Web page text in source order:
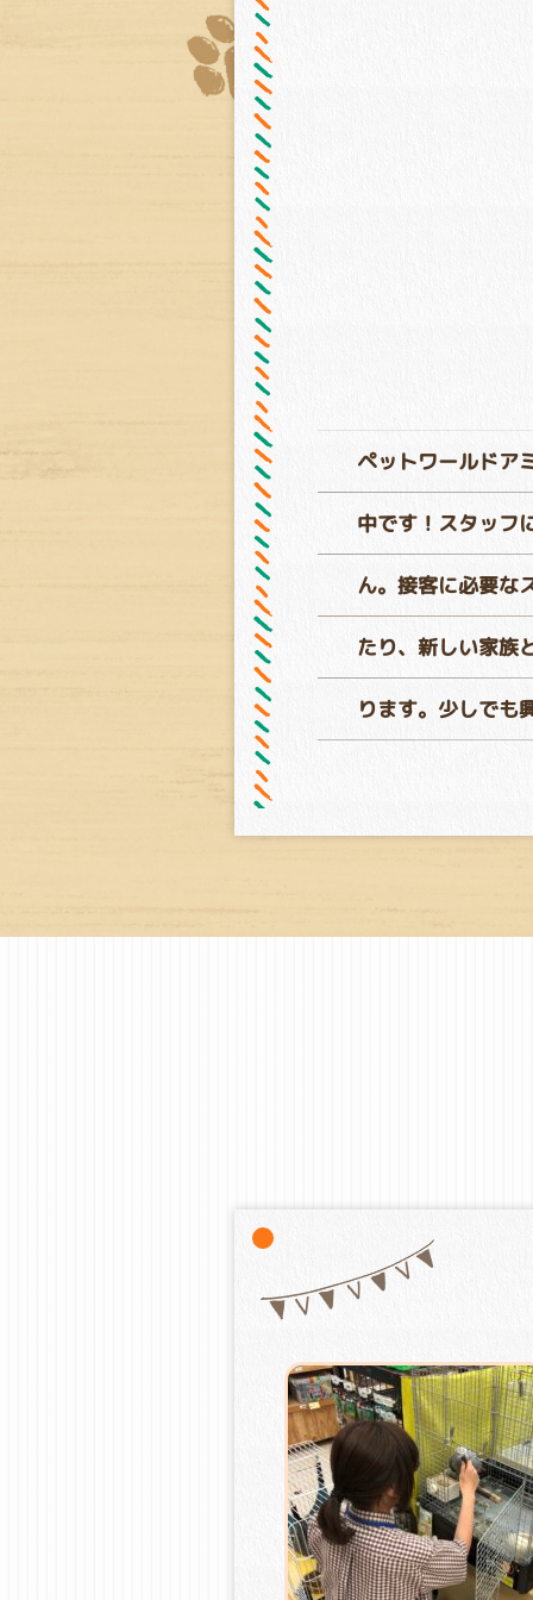
ペットワールドア
中です！スタッフ
ん。接客に必要な
たり、新しい家族
ります。少しでも